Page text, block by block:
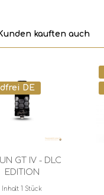
kauften auch
DE
GT IV - DLC
EDITION
Inhalt 1 Stück